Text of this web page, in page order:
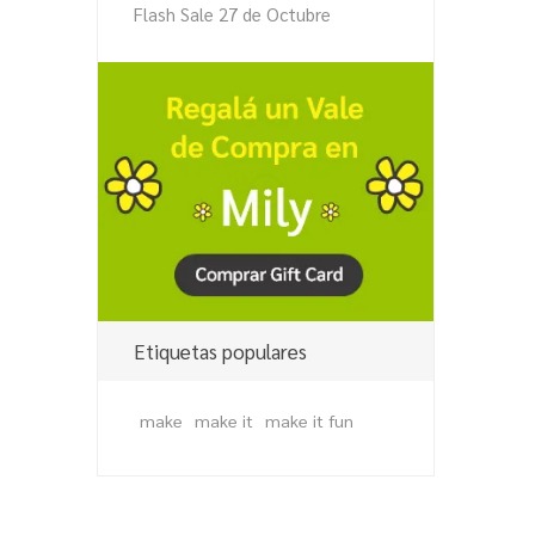
Flash Sale 27 de Octubre
Etiquetas populares
make make it make it fun